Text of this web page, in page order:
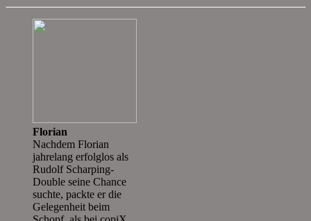
Florian
Nachdem Florian
jahrelang erfolglos als
Rudolf Scharping-
Double seine Chance
suchte, packte er die
Gelegenheit beim